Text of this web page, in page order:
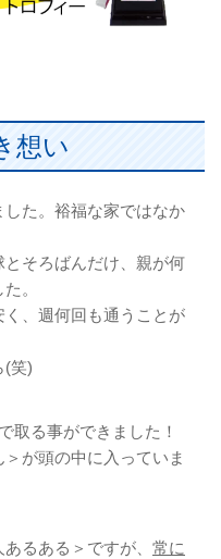
想い
た。裕福な家ではなか
そろばんだけ、親が何
。
、週何回も通うことが
(笑)
取る事ができました！
が頭の中に入っていま
るある＞ですが、 常に